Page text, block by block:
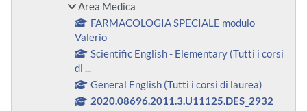
Area Medica
FARMACOLOGIA SPECIALE modulo
Valerio
Scientific English - Elementary (Tutti i corsi
di ...
General English (Tutti i corsi di laurea)
2020.08696.2011.3.U11125.DES_2932